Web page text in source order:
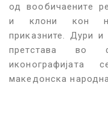
од вообичаените
и клони кон
приказните. Дури и
претстава во
иконографијата
македонска